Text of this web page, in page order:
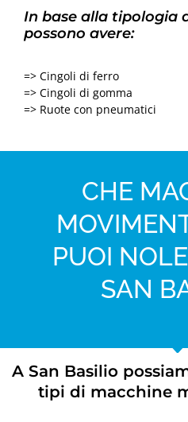
In base alla tipologia
possono avere:
=> Cingoli di ferro
=> Cingoli di gomma
=> Ruote con pneumatici
CHE
PUOI
SAN
A San Basilio
tipi di macchine